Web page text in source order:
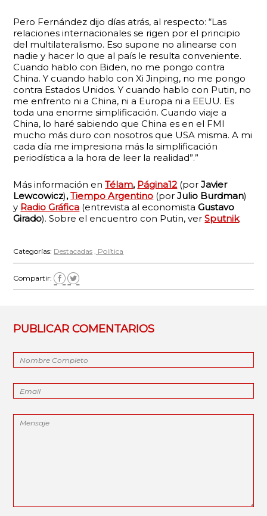
Pero Fernández dijo días atrás, al respecto: “Las
relaciones internacionales se rigen por el principio
del multilateralismo. Eso supone no alinearse con
nadie y hacer lo que al país le resulta conveniente.
Cuando hablo con Biden, no me pongo contra
China. Y cuando hablo con Xi Jinping, no me pongo
contra Estados Unidos. Y cuando hablo con Putin, no
me enfrento ni a China, ni a Europa ni a EEUU. Es
toda una enorme simplificación. Cuando viaje a
China, lo haré sabiendo que China es en el FMI
mucho más duro con nosotros que USA misma. A mi
cada día me impresiona más la simplificación
periodística a la hora de leer la realidad”.”
Más información enTélam, Página12 (por Javier
Lewcowicz),Tiempo Argentino (porJulio Burdman)
y Radio Gráfica (entrevista al economistaGustavo
Girado). Sobre el encuentro con Putin, verSputnik.
Categorías: Destacadas Política
Compartir:
PUBLICAR COMENTARIOS